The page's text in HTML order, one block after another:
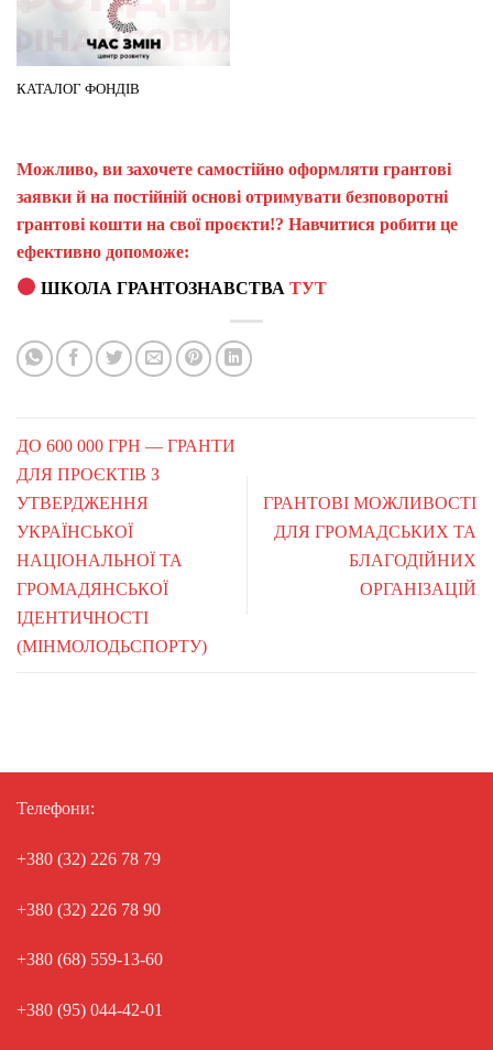
КАТАЛОГ ФОНДІВ
Можливо, ви захочете самостійно оформляти грантові
заявки й на постійній основі отримувати безповоротні
грантові кошти на свої проєкти!? Навчитися робити це
ефективно допоможе:
ШКОЛА ГРАНТОЗНАВСТВАТУТ
ДО 600 000 ГРН — ГРАНТИ
ДЛЯ ПРОЄКТІВ З
УТВЕРДЖЕННЯ
УКРАЇНСЬКОЇ
НАЦІОНАЛЬНОЇ ТА
ГРОМАДЯНСЬКОЇ
ІДЕНТИЧНОСТІ
(МІНМОЛОДЬСПОРТУ)
ГРАНТОВІ МОЖЛИВОСТІ
ДЛЯ ГРОМАДСЬКИХ ТА
БЛАГОДІЙНИХ
ОРГАНІЗАЦІЙ
Телефони:
+380 (32) 226 78 79
+380 (32) 226 78 90
+380 (68) 559-13-60
+380 (95) 044-42-01